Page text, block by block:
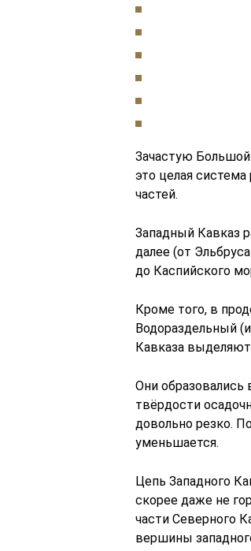
Зачастую
это целая
частей.
Западный Кавказ
далее (от
до Каспийского
Кроме того, в
Водораздельный
Кавказа
Они образовались
твёрдости
довольно резко.
уменьшается.
Цепь Западного
скорее даже не
части Северного
вершины